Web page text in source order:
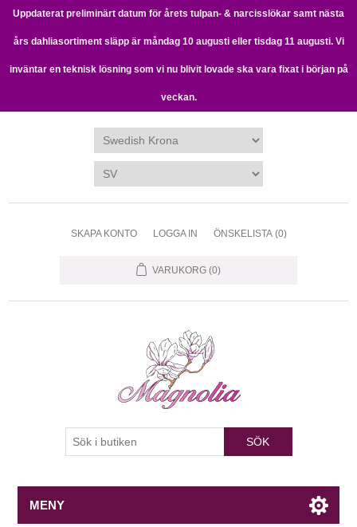
Uppdaterat preliminärt datum för årets tulpan- & narcisslökar samt nästa
års dahliasortiment släpp är måndag 10 augusti eller tisdag 11 augusti. Vi
inväntar en teknisk lösning som vi nu blivit lovade ska vara fixat i början på
veckan.
SKAPA KONTO LOGGA IN ÖNSKELISTA (0)
VARUKORG (0)
SÖK
MENY